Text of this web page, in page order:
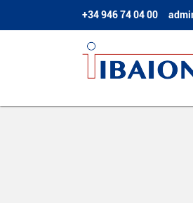
+34 946 74 04 00